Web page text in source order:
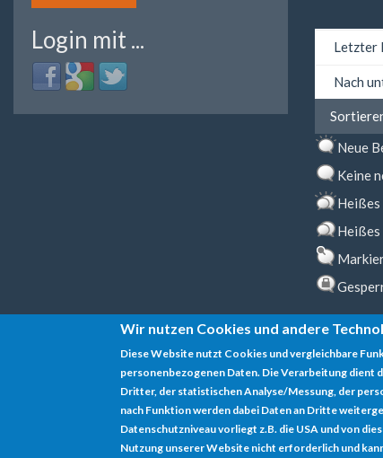
Login mit ...
Login
with
Login
with
Login
with
nach
nach
Neue
Keine
Heißes
Heißes
Wir nutzen Cookies und andere
Diese Website nutzt Cookies und vergleichbare
personenbezogenen Daten. Die Verarbeitung dient
Dritter, der statistischen Analyse/Messung, der
nach Funktion werden dabei Daten an Dritte
Datenschutzniveau vorliegt z.B. die USA und von
Nutzung unserer Website nicht erforderlich und